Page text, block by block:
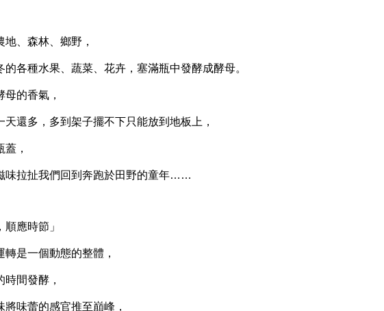
、森林、鄉野，
種水果、蔬菜、花卉，塞滿瓶中發酵成酵母。
的香氣，
多，多到架子擺不下只能放到地板上，
，
拉扯我們回到奔跑於田野的童年……
應時節」
是一個動態的整體，
間發酵，
味蕾的感官推至巔峰，